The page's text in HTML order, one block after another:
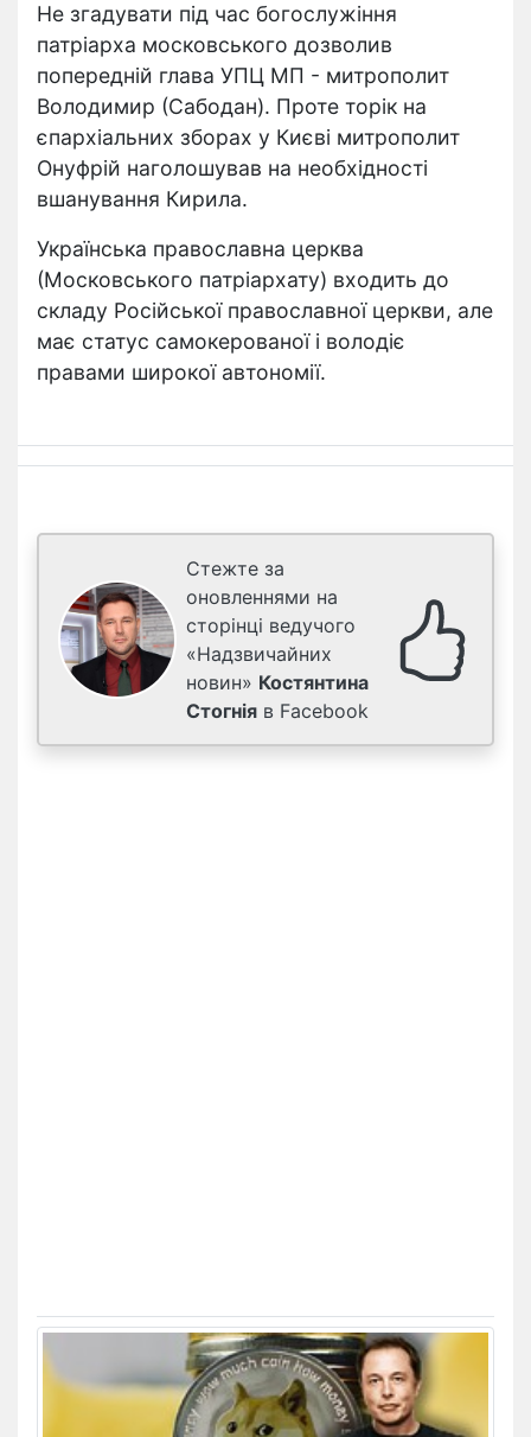
Не згадувати під час богослужіння
патріарха московського дозволив
попередній глава УПЦ МП - митрополит
Володимир (Сабодан). Проте торік на
єпархіальних зборах у Києві митрополит
Онуфрій наголошував на необхідності
вшанування Кирила.
Українська православна церква
(Московського патріархату) входить до
складу Російської православної церкви, але
має статус самокерованої і володіє
правами широкої автономії.
Стежте за
оновленнями на
сторінці ведучого
«Надзвичайних
новин» Костянтина
Стогнія в Facebook